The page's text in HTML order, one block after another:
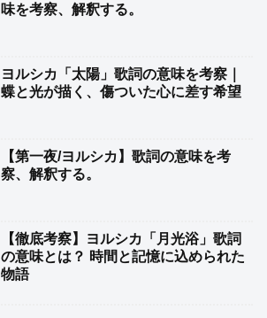
味を考察、解釈する。
ヨルシカ「太陽」歌詞の意味を考察｜
蝶と光が描く、傷ついた心に差す希望
【第一夜/ヨルシカ】歌詞の意味を考
察、解釈する。
【徹底考察】ヨルシカ「月光浴」歌詞
の意味とは？ 時間と記憶に込められた
物語